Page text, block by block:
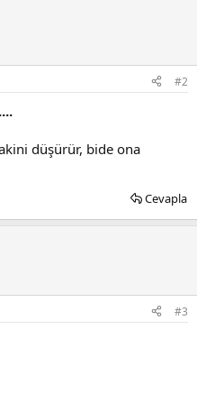
#2
düşürür, bide ona
Cevapla
#3